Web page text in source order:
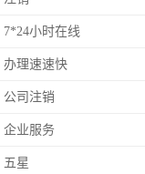
7*24小时在线
办理速速快
公司注销
企业服务
五星